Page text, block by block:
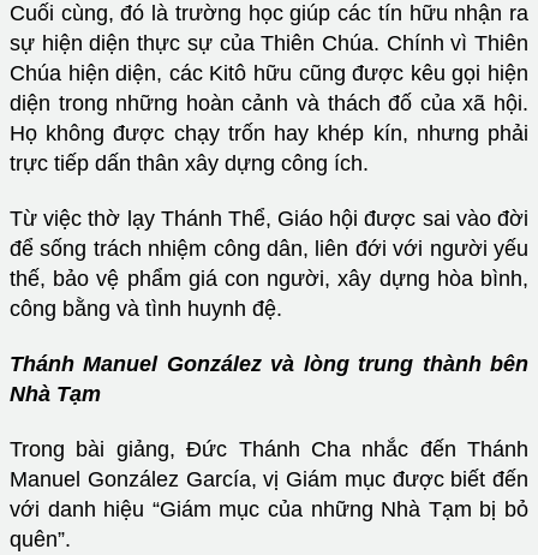
Cuối cùng, đó là trường học giúp các tín hữu nhận ra
sự hiện diện thực sự của Thiên Chúa. Chính vì Thiên
Chúa hiện diện, các Kitô hữu cũng được kêu gọi hiện
diện trong những hoàn cảnh và thách đố của xã hội.
Họ không được chạy trốn hay khép kín, nhưng phải
trực tiếp dấn thân xây dựng công ích.
Từ việc thờ lạy Thánh Thể, Giáo hội được sai vào đời
để sống trách nhiệm công dân, liên đới với người yếu
thế, bảo vệ phẩm giá con người, xây dựng hòa bình,
công bằng và tình huynh đệ.
Thánh Manuel González và lòng trung thành bên
Nhà Tạm
Trong bài giảng, Đức Thánh Cha nhắc đến Thánh
Manuel González García, vị Giám mục được biết đến
với danh hiệu “Giám mục của những Nhà Tạm bị bỏ
quên”.